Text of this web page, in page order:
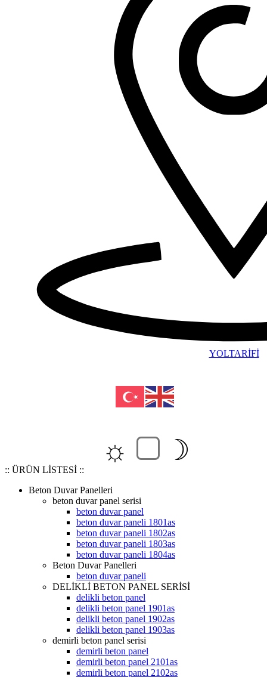
YOLTARİFİ
☼ ☽
:: ÜRÜN LİSTESİ ::
Beton Duvar Panelleri
beton duvar panel serisi
beton duvar panel
beton duvar paneli 1801as
beton duvar paneli 1802as
beton duvar paneli 1803as
beton duvar paneli 1804as
Beton Duvar Panelleri
beton duvar paneli
DELİKLİ BETON PANEL SERİSİ
delikli beton panel
delikli beton panel 1901as
delikli beton panel 1902as
delikli beton panel 1903as
demirli beton panel serisi
demirli beton panel
demirli beton panel 2101as
demirli beton panel 2102as